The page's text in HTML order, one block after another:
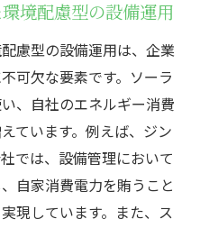
よる企業の長期的成長
らす設備管理のイノベ
リューションの紹介
入による成功事例
とその解決策
した新技術の開発
境配慮型の設備運用
慮型の設備運用は、企業
可欠な要素です。ソーラ
、自社のエネルギー消費
ています。例えば、ジン
では、設備管理において
自家消費電力を賄うこと
現しています。また、ス